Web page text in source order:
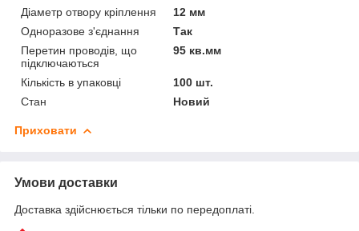
Діаметр отвору кріплення
12 мм
Одноразове з'єднання
Так
Перетин проводів, що
підключаються
95 кв.мм
Кількість в упаковці
100 шт.
Стан
Новий
Приховати
Умови доставки
Доставка здійснюється тільки по передоплаті.